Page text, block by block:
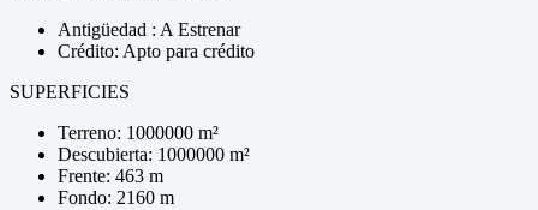
Antigüedad : A Estrenar
Crédito: Apto para crédito
SUPERFICIES
Terreno: 1000000 m²
Descubierta: 1000000 m²
Frente: 463 m
Fondo: 2160 m